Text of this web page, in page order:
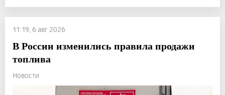
11:19, 6 авг 2026
В России изменились правила продажи
топлива
Новости